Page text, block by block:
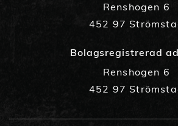
Renshogen 6
452 97
Bolagsregistrerad
Renshogen 6
452 97